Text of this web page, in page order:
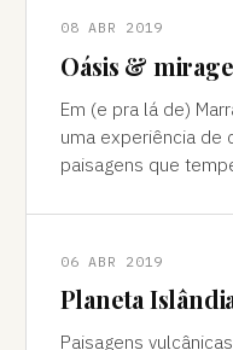
08 ABR 2019
Oásis &
Em (e pra lá de)
uma experiência de
paisagens que
06 ABR 2019
Planeta
Paisagens